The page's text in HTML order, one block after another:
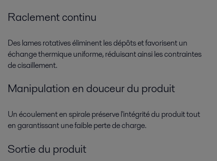
Raclement continu
Des lames rotatives éliminent les dépôts et favorisent un
échange thermique uniforme, réduisant ainsi les contraintes
de cisaillement.
Manipulation en douceur du produit
Un écoulement en spirale préserve l'intégrité du produit tout
en garantissant une faible perte de charge.
Sortie du produit